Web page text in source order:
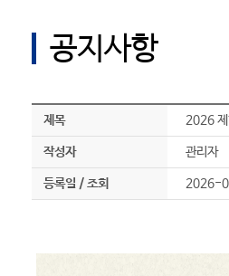
공지사항
제목 2026 제
작성자 관리자
등록일 / 조회 2026-